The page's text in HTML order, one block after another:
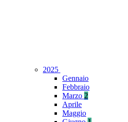
2025
Gennaio
Febbraio
Marzo 2
Aprile
Maggio